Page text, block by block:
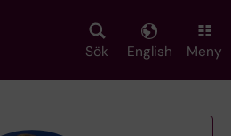
Sök English Meny